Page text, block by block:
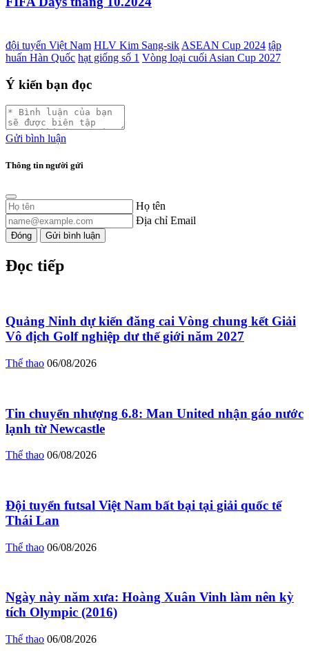
đội tuyển Việt Nam HLV Kim Sang-sik ASEAN Cup 2024 tập
huấn Hàn Quốc hạt giống số 1 Vòng loại cuối Asian Cup 2027
Ý kiến bạn đọc
Gửi bình luận
Thông tin người gửi
Họ tên
Địa chỉ Email
Đóng Gửi bình luận
Đọc tiếp
Quảng Ninh dự kiến đăng cai Vòng chung kết Giải
Vô địch Golf nghiệp dư thế giới năm 2027
Thể thao 06/08/2026
Tin chuyển nhượng 6.8: Man United nhận gáo nước
lạnh từ Newcastle
Thể thao 06/08/2026
Đội tuyển futsal Việt Nam bất bại tại giải quốc tế
Thái Lan
Thể thao 06/08/2026
Ngày này năm xưa: Hoàng Xuân Vinh làm nên kỳ
tích Olympic (2016)
Thể thao 06/08/2026